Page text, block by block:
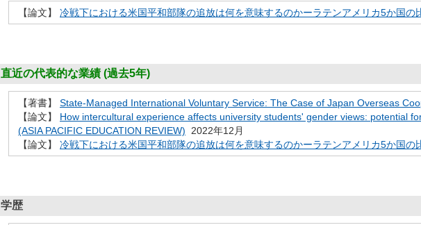
【論文】 冷戦下における米国平和部隊の追放は何を意味するのかーラテンアメリカ5か国の
直近の代表的な業績 (過去5年)
【著書】 State-Managed International Voluntary Service: The Case of Japan Overseas
【論文】 How intercultural experience affects university students' gender views: potential
(ASIA PACIFIC EDUCATION REVIEW) 2022年12月
【論文】 冷戦下における米国平和部隊の追放は何を意味するのかーラテンアメリカ5か国の
学歴